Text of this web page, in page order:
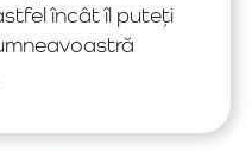
încât îl puteți